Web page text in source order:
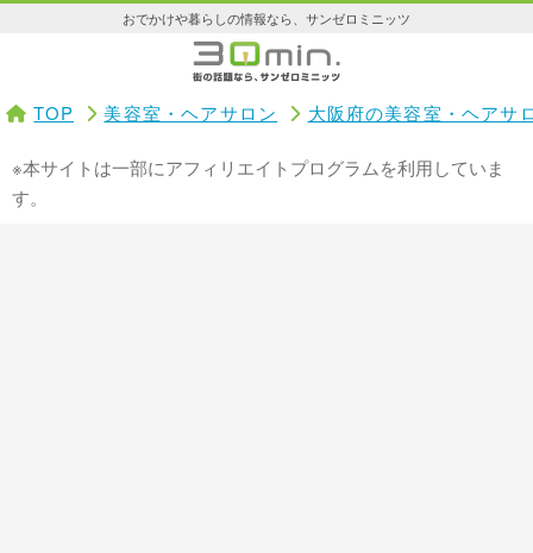
おでかけや暮らしの情報なら、サンゼロミニッツ
TOP 美容室・ヘアサロン 大阪府の美容室・ヘアサ
※本サイトは一部にアフィリエイトプログラムを利用していま
す。